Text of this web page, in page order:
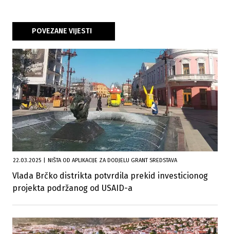
POVEZANE VIJESTI
22.03.2025 NIŠTA OD APLIKACIJE ZA DODJELU GRANT SREDSTAVA
Vlada Brčko distrikta potvrdila prekid investicionog
projekta podržanog od USAID-a